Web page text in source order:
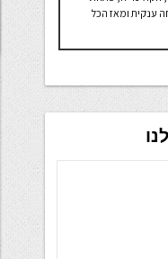
ענקית ומאז הכל